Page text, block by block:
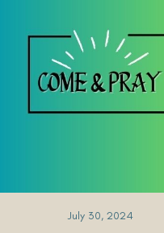
July 30, 2024